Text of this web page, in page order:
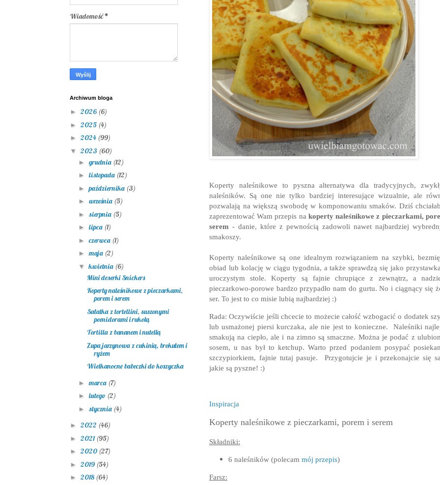
Koperty naleśnikowe to pyszna alternatywa dla tradycyjnych,
naleśników. Są one nie tylko bardziej interesujące wizualnie, ale
pozwalają na większą swobodę w komponowaniu smaków. Dziś
zaprezentować Wam przepis na koperty naleśnikowe z pieczarkami,
serem - danie, które z pewnością zadowoli nawet najbardziej
smakoszy.
Koperty naleśnikowe są one idealnym rozwiązaniem na szybki,
obiad lub kolację w ciągu tygodnia, a także sprawdzą się jako
uroczystym stole. Koperty są fajnie chrupiące z zewnątrz, a
pieczarkowo-porowe bardzo przypadło nam do gurtu. No i ciągnący się
ser. To jest to co misie lubią najbardziej :)
Rada: Oczywiście jeśli chcecie to możecie całość wzbogacić o dodatek
lub usmażonej piersi kurczaka, ale nie jest to konieczne. Naleśniki
smakują na ciepło, ale i na zimno są smaczne. Można je podać z
sosem, u nas był to ketchup. Warto przed podaniem posypać
szczypiorkiem, fajnie tutaj pasuje.
Przygotujcie je i przekonajcie się
jakie są pyszne! :)
Inspiracja
Koperty naleśnikowe z pieczarkami, porem i serem
Składniki:
6 naleśników (polecam mój przepis)
Farsz:
Wiadomość*
Archiwum bloga
► 2026 (6)
► 2025 (4)
► 2024 (99)
▼ 2023 (60)
► grudnia (12)
► listopada (12)
►października (3)
► września (5)
► sierpnia (5)
► lipca (1)
►czerwca (1)
►maja (2)
▼kwietnia (6)
Mini deserki Snickers
Koperty naleśnikowe z pieczarkami,
porem i serem
Sałatka z tortellini, suszonymi
pomidorami i rukolą
Tortilla z bananem i nutellą
Zupa jarzynowa z cukinią, brokułem i
ryżem
Wielkanocne babeczki do koszyczka
► marca (7)
► lutego (2)
► stycznia (4)
► 2022 (46)
► 2021 (95)
► 2020 (27)
► 2019 (54)
► 2018 (64)